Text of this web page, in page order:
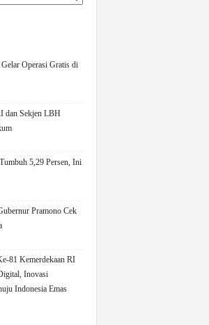
Operasi Gratis di
dan Sekjen LBH
5,29 Persen, Ini
Pramono Cek
81 Kemerdekaan RI
Inovasi
Indonesia Emas